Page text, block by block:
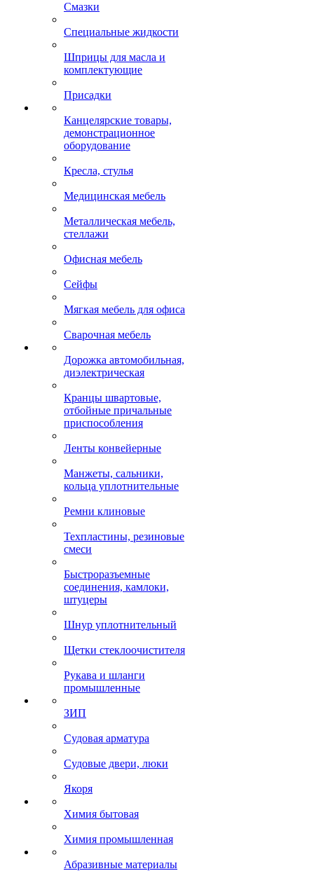
Смазки
Специальные жидкости
Шприцы для масла и
комплектующие
Присадки
Канцелярские товары,
демонстрационное
оборудование
Кресла, стулья
Медицинская мебель
Металлическая мебель,
стеллажи
Офисная мебель
Сейфы
Мягкая мебель для офиса
Сварочная мебель
Дорожка автомобильная,
диэлектрическая
Кранцы швартовые,
отбойные причальные
приспособления
Ленты конвейерные
Манжеты, сальники,
кольца уплотнительные
Ремни клиновые
Техпластины, резиновые
смеси
Быстроразъемные
соединения, камлоки,
штуцеры
Шнур уплотнительный
Щетки стеклоочистителя
Рукава и шланги
промышленные
ЗИП
Судовая арматура
Судовые двери, люки
Якоря
Химия бытовая
Химия промышленная
Абразивные материалы